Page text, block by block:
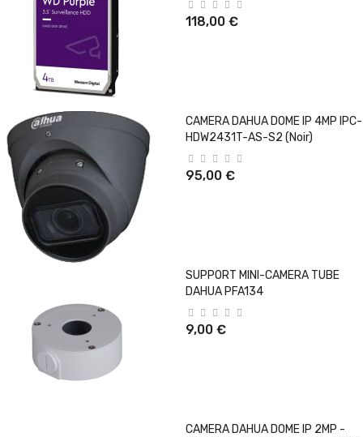
118,00 €
CAMERA DAHUA DOME IP 4MP IPC-
HDW2431T-AS-S2 (Noir)
95,00 €
SUPPORT MINI-CAMERA TUBE
DAHUA PFA134
9,00 €
CAMERA DAHUA DOME IP 2MP -